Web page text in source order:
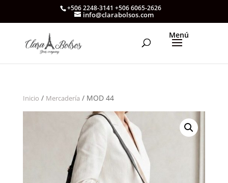
+506 2248-3141 +506 6065-2626
info@clarabolsos.com
Inicio / Mercadería / MOD 44